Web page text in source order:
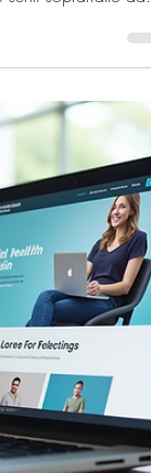
può
di panico o
mai, sappi che
In questo articolo ti
e trattamenti
per aiutarti a